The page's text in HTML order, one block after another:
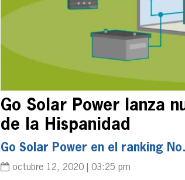
Go Solar Power lanza
de la Hispanidad
Go Solar Power en el ranking
octubre 12, 2020 | 03:25 pm